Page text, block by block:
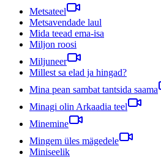
Metsateel
Metsavendade laul
Mida teead ema-isa
Miljon roosi
Miljuneer
Millest sa elad ja hingad?
Mina pean sambat tantsida saama
Minagi olin Arkaadia teel
Minemine
Mingem üles mägedele
Miniseelik